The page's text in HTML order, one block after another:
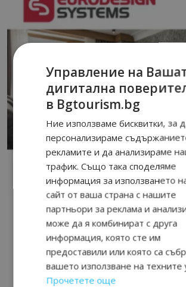
Управление на
дигитална
в Bgtourism.bg
Ние използваме бисквитки, за
персонализираме
рекламите и да анализираме
трафик. Също така споделяме
информация за използването
сайт от ваша страна с нашите
партньори за реклама и
може да я комбинират с друга
информация, която сте им
предоставили или която са
вашето използване на техните
Прочетете още